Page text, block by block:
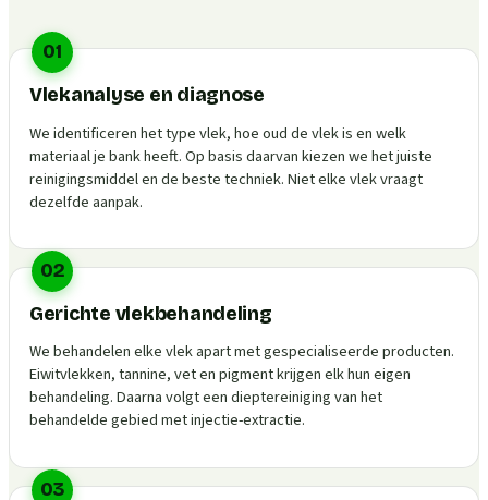
01
Vlekanalyse en diagnose
We identificeren het type vlek, hoe oud de vlek is en welk
materiaal je bank heeft. Op basis daarvan kiezen we het juiste
reinigingsmiddel en de beste techniek. Niet elke vlek vraagt
dezelfde aanpak.
02
Gerichte vlekbehandeling
We behandelen elke vlek apart met gespecialiseerde producten.
Eiwitvlekken, tannine, vet en pigment krijgen elk hun eigen
behandeling. Daarna volgt een dieptereiniging van het
behandelde gebied met injectie-extractie.
03